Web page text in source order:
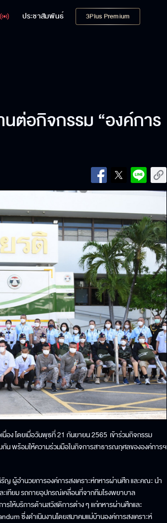
ประชาสัมพันธ์ 3Plus Premium
ต่อกิจกรรม “องค์การ
อง โดยเมื่อวันพุธที่ 21 กันยายน 2565 เข้าร่วมกิจกรรม
น พร้อมให้ความร่วมมือในกิจการสาธารณกุศลขององค์การฯ
ผู้อำนวยการองค์การสงเคราะห์ทหารผ่านศึก และคณะ นำ
เทียม รถกายอุปกรณ์เคลื่อนที่จากทีมโรงพยาบาล
ให้บริการด้านสวัสดิการต่าง ๆ แก่ทหารผ่านศึกและ
ซึ่งดำเนินงานโดยสมาคมแม่บ้านองค์การสงเคราะห์